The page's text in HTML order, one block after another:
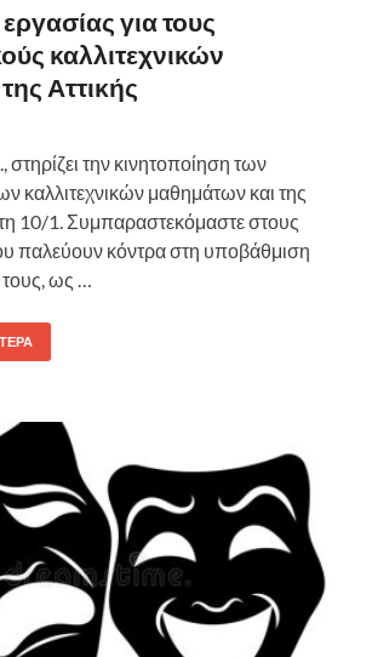
για τους
καλλιτεχνικών
Αττικής
την κινητοποίηση των
καλλιτεχνικών μαθημάτων και της
10/1. Συμπαραστεκόμαστε στους
παλεύουν κόντρα στη υποβάθμιση
ως …